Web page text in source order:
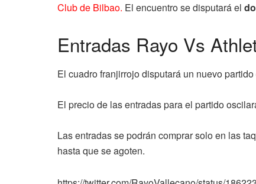
Club de Bilbao. El encuentro se disputará el
Entradas Rayo Vs
El cuadro franjirrojo disputará un nuevo
El precio de las entradas para el partido
Las entradas se podrán comprar solo en las
hasta que se agoten.